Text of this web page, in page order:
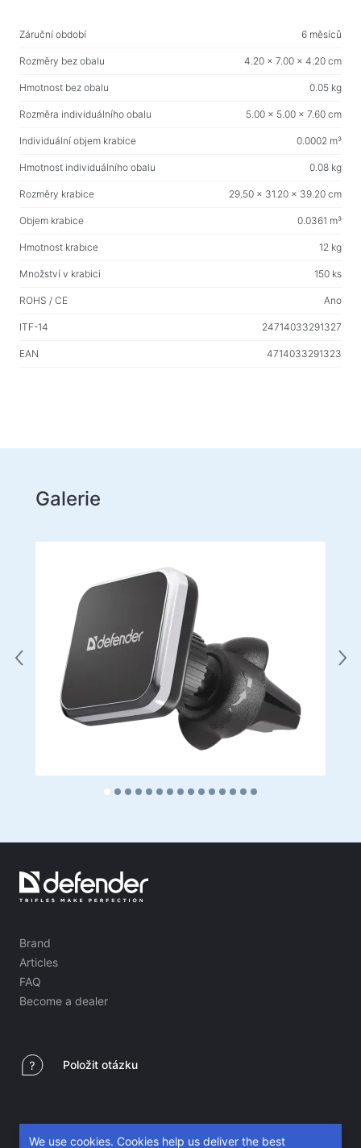
Domácí potřeby
Podlahové ramínka na oblečení
Záruční období 6 měsíců
Rozměry bez obalu 4.20 x 7.00 x 4.20 cm
Hmotnost bez obalu 0.05 kg
Rozměra individuálního obalu 5.00 x 5.00 x 7.60 cm
Individuální objem krabice 0.0002 m³
Hmotnost individuálního obalu 0.08 kg
Rozměry krabice 29.50 x 31.20 x 39.20 cm
Objem krabice 0.0361 m³
Hmotnost krabice 12 kg
Množství v krabici 150 ks
ROHS / CE Ano
ITF-14 24714033291327
EAN 4714033291323
Galerie
Brand
Articles
FAQ
Become a dealer
Položit otázku
We use cookies. Cookies help us deliver the best